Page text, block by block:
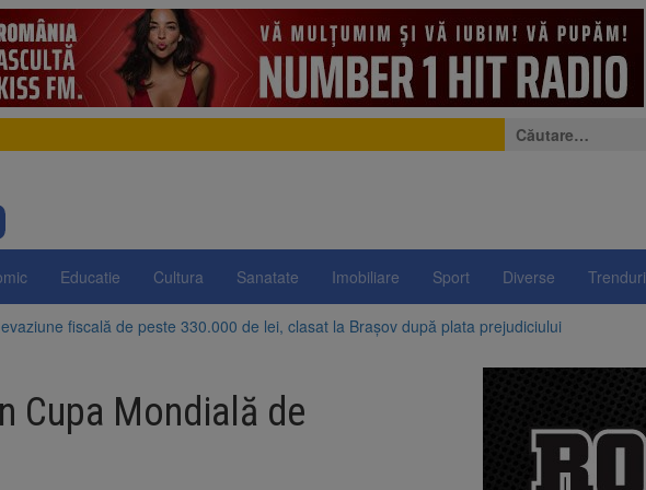
Caută
după:
Educatie Cultura Sanatate Imobiliare Sport Diverse Trenduri
fiscală de peste 330.000 de lei, clasat la Brașov după plata prejudiciului
Brașov amenință cu sistarea plăților către Brai-Cata și Comprest. Motivul: platforme de gunoi
de lângă Piața Star din Brașov au fost demolate
Belvedere de pe Tâmpa intră în renovare. Contract de peste 1 milion de lei și termen de trei
Cupa Mondială de